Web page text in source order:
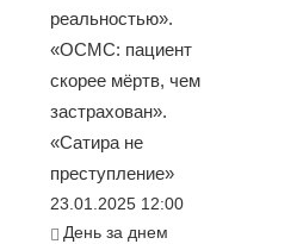
реальностью».
«ОСМС: пациент
скорее мёртв, чем
застрахован».
«Сатира не
преступление»
23.01.2025 12:00
День за днем